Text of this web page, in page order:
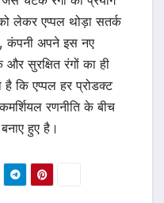
लेकर एप्पल थोड़ा सतर्क
कंपनी अपने इस नए
सुरक्षित रंगों का ही
कि एप्पल हर प्रोडक्ट
रणनीति के बीच
हुए है।